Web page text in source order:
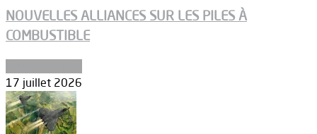
NOUVELLES ALLIANCES SUR LES PILES À
COMBUSTIBLE
17 juillet 2026